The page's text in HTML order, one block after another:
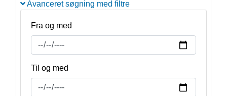
Avanceret søgning med filtre
Fra og med
Til og med